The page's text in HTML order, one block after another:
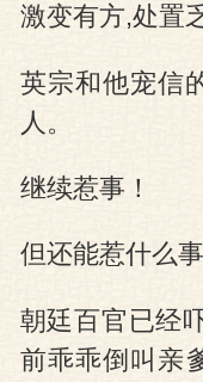
激变有方,处置
英宗和他宠信
人。
继续惹事！
但还能惹什么
朝廷百官已经
前乖乖倒叫亲